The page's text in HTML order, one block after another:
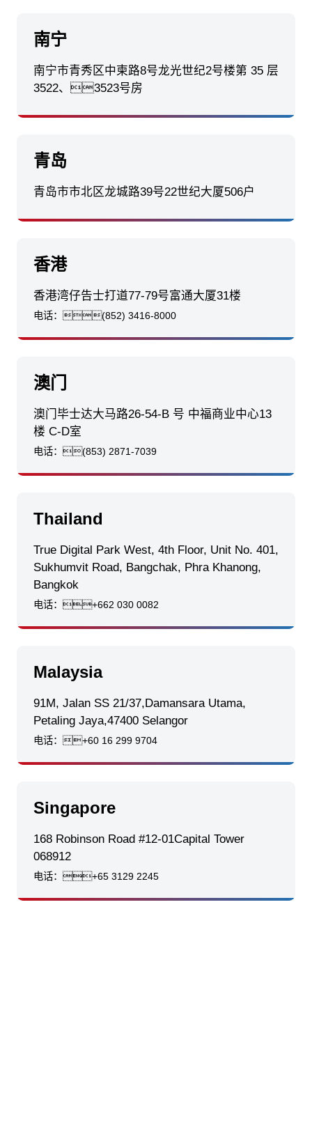
南宁
南宁市青秀区中柬路8号龙光世纪2号楼第 35 层
3522、3523号房
青岛
青岛市市北区龙城路39号22世纪大厦506户
香港
香港湾仔告士打道77-79号富通大厦31楼
电话：(852) 3416-8000
澳门
澳门毕士达大马路26-54-B 号 中福商业中心13
楼 C-D室
电话：(853) 2871-7039
Thailand
True Digital Park West, 4th Floor, Unit No. 401,
Sukhumvit Road, Bangchak, Phra Khanong,
Bangkok
电话：+662 030 0082
Malaysia
91M, Jalan SS 21/37,Damansara Utama,
Petaling Jaya,47400 Selangor
电话：+60 16 299 9704
Singapore
168 Robinson Road #12-01Capital Tower
068912
电话：+65 3129 2245